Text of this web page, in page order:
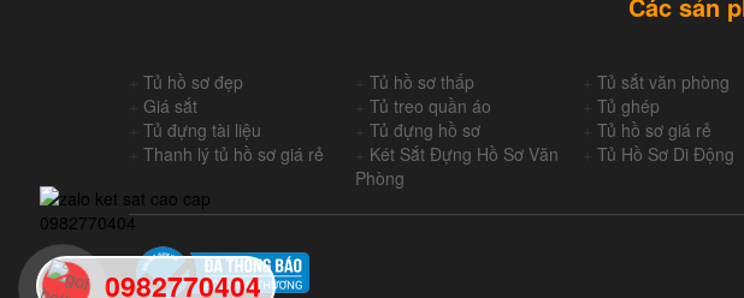
Tủ hồ sơ đẹp +Tủ hồ sơ thấp Tủ sắt văn phòng
Giá sắt +Tủ treo quần áo Tủ ghép
Tủ đựng tài liệu +Tủ đựng hồ sơ Tủ hồ sơ giá rẻ
Thanh lý tủ hồ sơ giá rẻ
Két Sắt Đựng Hồ Sơ Văn
Phòng
Tủ Hồ Sơ Di Động
0982770404